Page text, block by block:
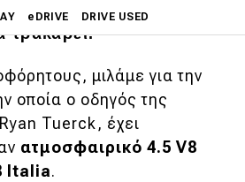
eDRIVE DRIVE USED
κατέβαζαν, με
τρακάρει.
μιλάμε για την
οποία ο οδηγός της
Tuerck, έχει
ατμοσφαιρικό 4.5V8
Italia.